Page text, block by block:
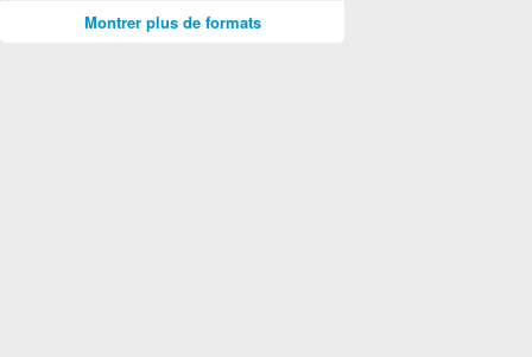
Montrer plus de formats